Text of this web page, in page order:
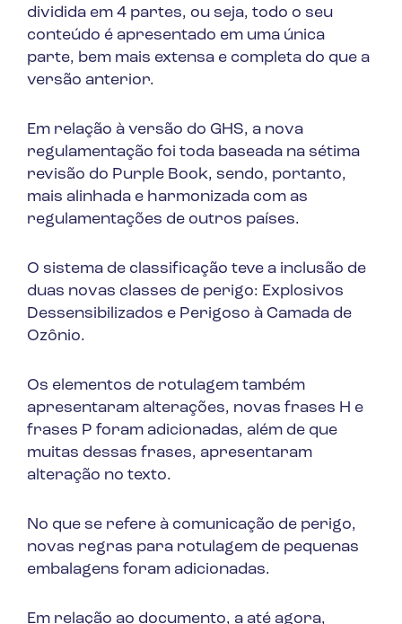
dividida em 4 partes, ou seja, todo o seu
conteúdo é apresentado em uma única
parte, bem mais extensa e completa do que a
versão anterior.
Em relação à versão do GHS, a nova
regulamentação foi toda baseada na sétima
revisão do Purple Book, sendo, portanto,
mais alinhada e harmonizada com as
regulamentações de outros países.
O sistema de classificação teve a inclusão de
duas novas classes de perigo: Explosivos
Dessensibilizados e Perigoso à Camada de
Ozônio.
Os elementos de rotulagem também
apresentaram alterações, novas frases H e
frases P foram adicionadas, além de que
muitas dessas frases, apresentaram
alteração no texto.
No que se refere à comunicação de perigo,
novas regras para rotulagem de pequenas
embalagens foram adicionadas.
Em relação ao documento, a até agora,